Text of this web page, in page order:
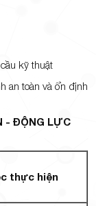
kỹ thuật
an toàn và ổn định
- ĐỘNG LỰC
thực hiện